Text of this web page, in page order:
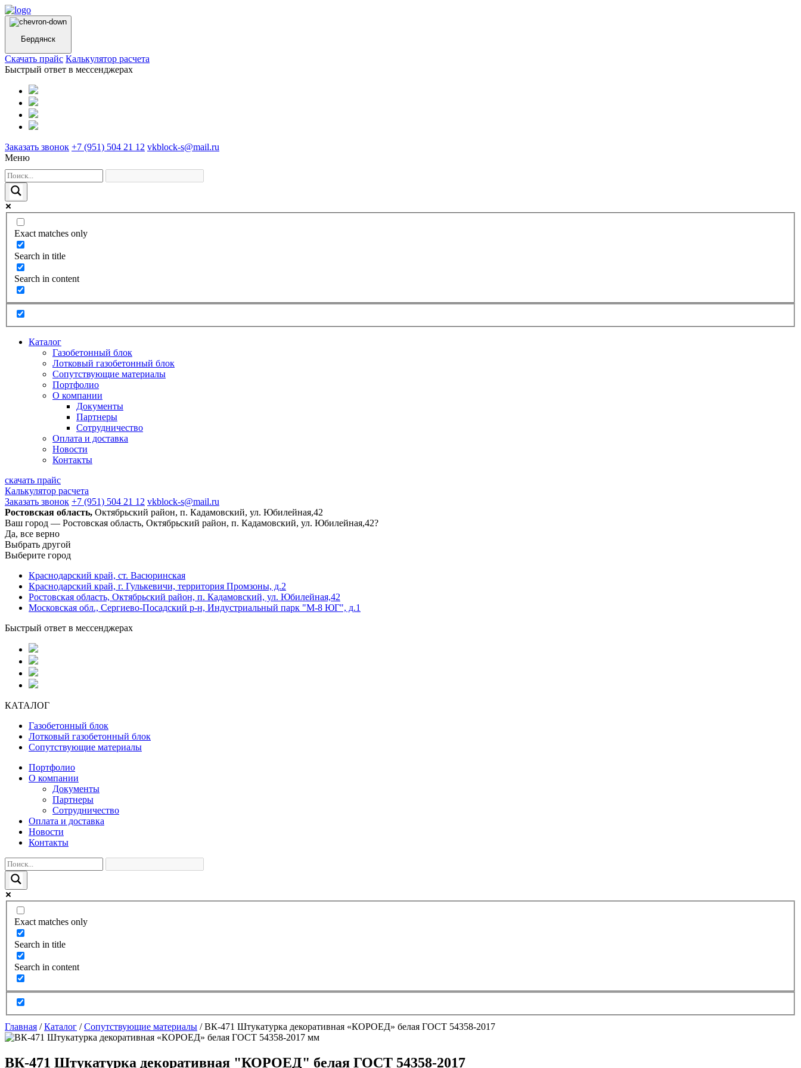
Бердянск
Cкачать прайс Калькулятор расчета
Быстрый ответ в мессенджерах
Заказать звонок +7 (951) 504 21 12 vkblock-s@mail.ru
Меню
Exact matches only
Search in title
Search in content
Каталог
Газобетонный блок
Лотковый газобетонный блок
Сопутствующие материалы
Портфолио
О компании
Документы
Партнеры
Сотрудничество
Оплата и доставка
Новости
Контакты
скачать прайс
Калькулятор расчета
Заказать звонок +7 (951) 504 21 12 vkblock-s@mail.ru
Ростовская область, Октябрьский район, п. Кадамовский, ул. Юбилейная,42
Ваш город — Ростовская область, Октябрьский район, п. Кадамовский, ул. Юбилейная,42?
Да, все верно
Выбрать другой
Выберите город
Краснодарский край, ст. Васюринская
Краснодарский край, г. Гулькевичи, территория Промзоны, д.2
Ростовская область, Октябрьский район, п. Кадамовский, ул. Юбилейная,42
Московская обл., Сергиево-Посадский р-н, Индустриальный парк "М-8 ЮГ", д.1
Быстрый ответ в мессенджерах
КАТАЛОГ
Газобетонный блок
Лотковый газобетонный блок
Сопутствующие материалы
Портфолио
О компании
Документы
Партнеры
Сотрудничество
Оплата и доставка
Новости
Контакты
Exact matches only
Search in title
Search in content
Главная /Каталог /Сопутствующие материалы /ВК-471 Штукатурка декоративная «КОРОЕД» белая ГОСТ 54358-2017
ВК-471 Штукатурка декоративная "КОРОЕД" белая ГОСТ 54358-2017